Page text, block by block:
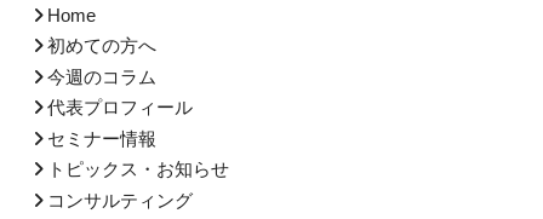
Home
初めての方へ
今週のコラム
代表プロフィール
セミナー情報
トピックス・お知らせ
コンサルティング